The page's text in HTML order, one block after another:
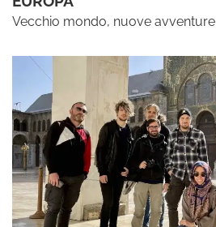
Vecchio mondo, nuove avventure